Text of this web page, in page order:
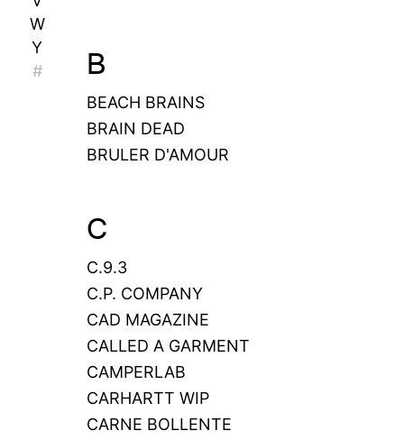
W
Y
#
B
BEACH BRAINS
BRAIN DEAD
BRULER D'AMOUR
C
C.9.3
C.P. COMPANY
CAD MAGAZINE
CALLED A GARMENT
CAMPERLAB
CARHARTT WIP
CARNE BOLLENTE